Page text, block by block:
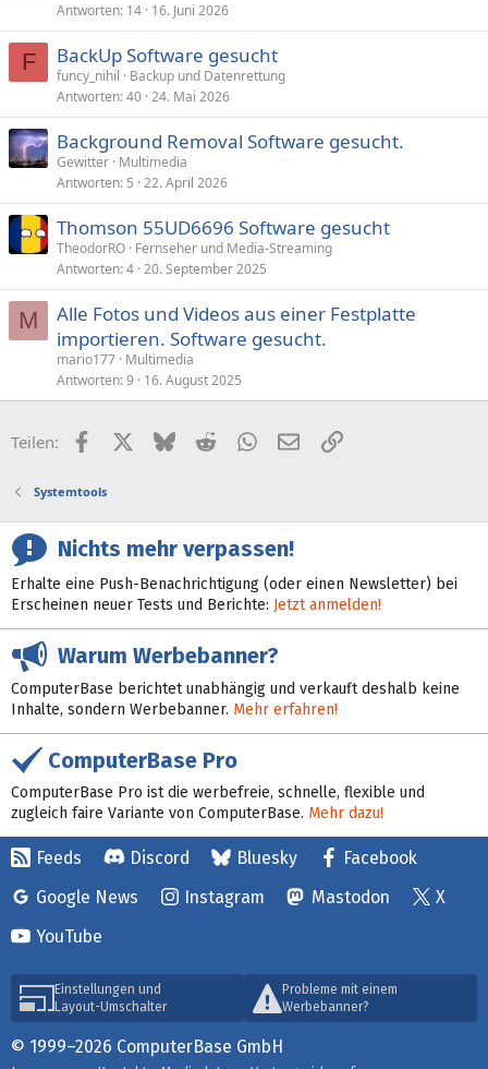
Antworten 14 16. Juni 2026
F BackUp Software gesucht
funcy_nihil
Backup und Datenrettung
Antworten 40 24. Mai 2026
Background Removal Software gesucht.
Gewitter Multimedia
Antworten 5 22. April 2026
Thomson 55UD6696 Software gesucht
TheodorRO Fernseher und Media-Streaming
Antworten 4 20. September 2025
M
Alle Fotos und Videos aus einer Festplatte
importieren. Software gesucht.
mario177 Multimedia
Antworten 9 16. August 2025
Teilen: FacebookX (Twitter)
BlueskyRedditWhatsApp
E-MailLink
Systemtools
Nichts mehr verpassen!
Erhalte eine Push-Benachrichtigung (oder einen Newsletter) bei
Erscheinen neuer Tests und Berichte: Jetzt anmelden!
Warum Werbebanner?
ComputerBase berichtet unabhängig und verkauft deshalb keine
Inhalte, sondern Werbebanner. Mehr erfahren!
ComputerBase Pro
ComputerBase Pro ist die werbefreie, schnelle, flexible und
zugleich faire Variante von ComputerBase. Mehr dazu!
Feeds Discord Bluesky
Facebook
Google News
Instagram Mastodon
X
YouTube
Einstellungen und
Layout-Umschalter
Probleme mit einem
Werbebanner?
© 1999–2026 ComputerBase GmbH